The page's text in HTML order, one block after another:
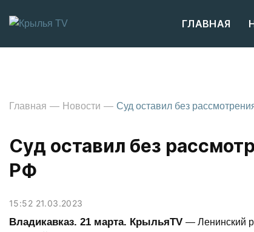
ГЛАВНАЯ
Главная Новости Суд оставил без
Суд оставил без
РФ
15:52 21.03.2023
Владикавказ. 21 марта. КрыльяTV — Ленинский